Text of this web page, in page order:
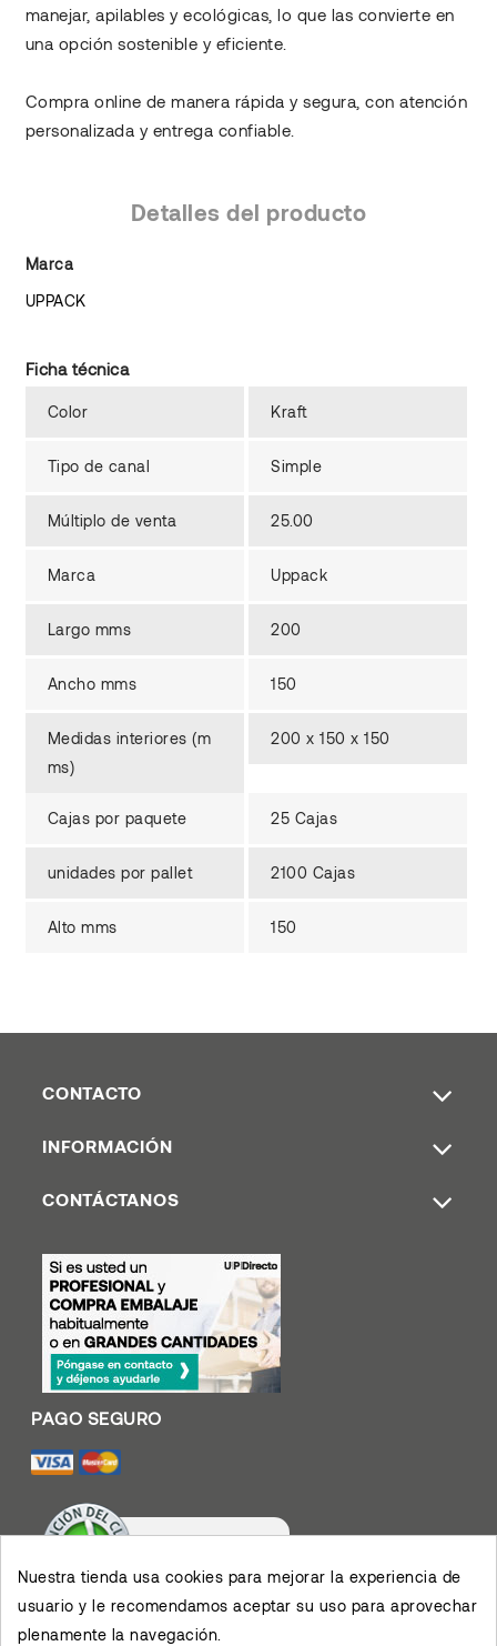
manejar, apilables y ecológicas, lo que las convierte en
una opción sostenible y eficiente.
Compra online de manera rápida y segura, con atención
personalizada y entrega confiable.
Detalles del producto
Marca
UPPACK
Ficha técnica
Color Kraft
Tipo de canal Simple
Múltiplo de venta 25.00
Marca Uppack
Largo mms 200
Ancho mms 150
Medidas interiores (m
ms)
200 x 150 x 150
Cajas por paquete 25 Cajas
unidades por pallet 2100 Cajas
Alto mms 150
CONTACTO
INFORMACIÓN
CONTÁCTANOS
Valoración De Clientes
Muy contento con el
Nuestra tienda usa cookies para mejorar la experiencia de
usuario y le recomendamos aceptar su uso para aprovechar
plenamente la navegación.